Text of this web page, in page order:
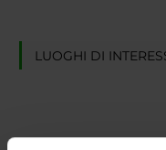
LUOGHI DI